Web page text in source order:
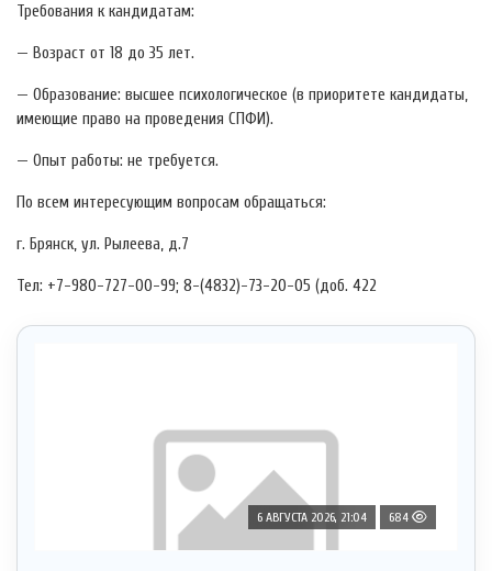
Требования к кандидатам:
— Возраст от 18 до 35 лет.
— Образование: высшее психологическое (в приоритете кандидаты,
имеющие право на проведения СПФИ).
— Опыт работы: не требуется.
По всем интересующим вопросам обращаться:
г. Брянск, ул. Рылеева, д.7
Тел: +7-980-727-00-99; 8-(4832)-73-20-05 (доб. 422
6 АВГУСТА 2026, 21:04 684